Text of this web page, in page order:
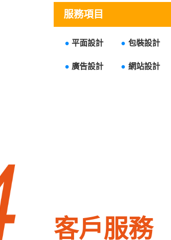
服務項目
● 平面設計 ● 包裝設計
● 廣告設計 ● 網站設計
客戶服務